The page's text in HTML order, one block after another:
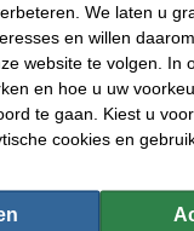
artikel ook besteld hebben
Nanoleaf Lines Skin Black
We laten u
en willen
website te volgen. In
en hoe u uw
te gaan. Kiest u
cookies en